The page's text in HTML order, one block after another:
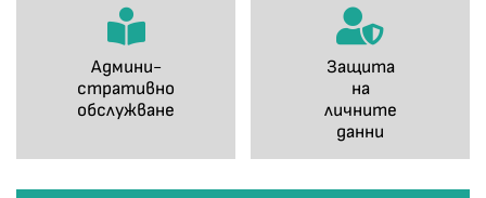
Админи-
стративно
обслужване
Защита
на
личните
данни